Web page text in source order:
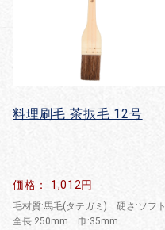
料理刷毛 茶振毛 12号
価格： 1,012円
毛材質:馬毛(タテガミ) 硬さ:ソフト
全長:250mm 巾:35mm